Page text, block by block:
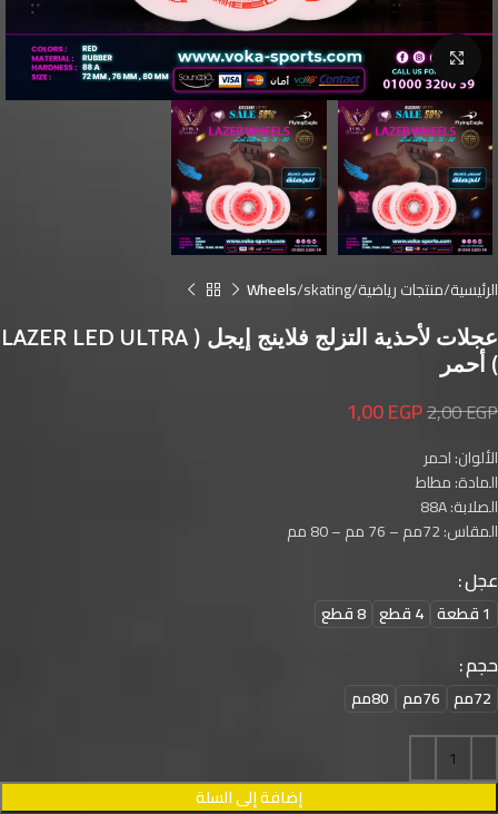
Click to enlarge
الرئيسية منتجات رياضية skating
Wheels
عجلات لأحذية التزلج فلاينج إيجل ( LAZER LED ULTRA
) أحمر
2,00EGP
1,00EGP
الألوان: احمر
المادة: مطاط
الصلابة: 88A
المقاس: 72مم – 76 مم – 80 مم
عجل
1 قطعة 4 قطع 8 قطع
حجم
72مم 76مم 80مم
إضافة إلى السلة